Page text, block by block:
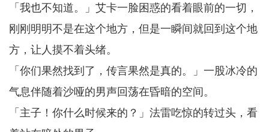
「我也不知道。」艾卡一脸困惑的看着眼前的一切，
刚刚明明不是在这个地方，但是一瞬间就回到这个地
方，让人摸不着头绪。
「你们果然找到了，传言果然是真的。」一股冰冷的
气息伴随着沙哑的男声回荡在昏暗的空间。
「主子！你什么时候来的？」法雷吃惊的转过头，看